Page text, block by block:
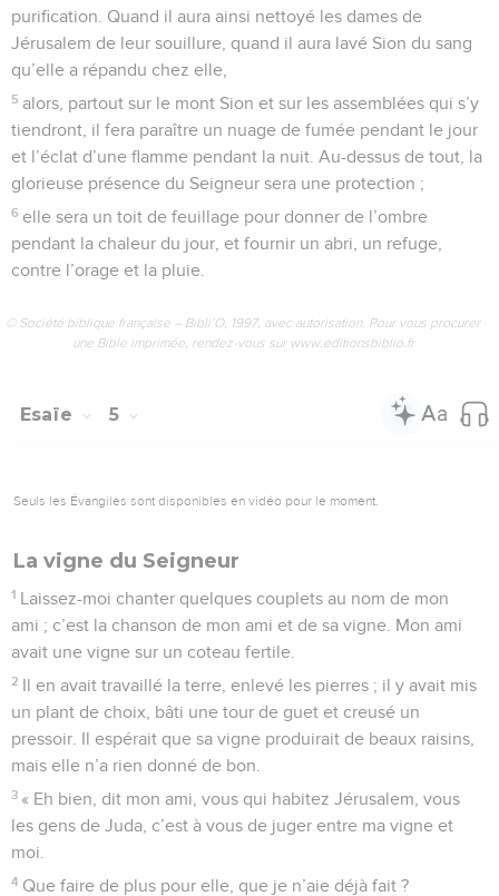
purification. Quand il aura ainsi nettoyé les dames de
Jérusalem de leur souillure, quand il aura lavé Sion du sang
qu’elle a répandu chez elle,
5 alors, partout sur le mont Sion et sur les assemblées qui s’y
tiendront, il fera paraître un nuage de fumée pendant le jour
et l’éclat d’une flamme pendant la nuit. Au-dessus de tout, la
glorieuse présence du Seigneur sera une protection ;
6 elle sera un toit de feuillage pour donner de l’ombre
pendant la chaleur du jour, et fournir un abri, un refuge,
contre l’orage et la pluie.
© Société biblique française – Bibli’O, 1997, avec autorisation. Pour vous procurer
une Bible imprimée, rendez-vous sur www.editionsbiblio.fr
Esaïe 5
Seuls les Évangiles sont disponibles en vidéo pour le moment.
La vigne du Seigneur
1 Laissez-moi chanter quelques couplets au nom de mon
ami ; c’est la chanson de mon ami et de sa vigne. Mon ami
avait une vigne sur un coteau fertile.
2 Il en avait travaillé la terre, enlevé les pierres ; il y avait mis
un plant de choix, bâti une tour de guet et creusé un
pressoir. Il espérait que sa vigne produirait de beaux raisins,
mais elle n’a rien donné de bon.
3 « Eh bien, dit mon ami, vous qui habitez Jérusalem, vous
les gens de Juda, c’est à vous de juger entre ma vigne et
moi.
4 Que faire de plus pour elle, que je n’aie déjà fait ?